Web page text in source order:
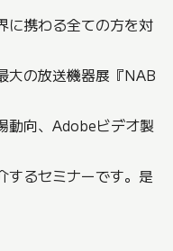
に携わる全ての方を対
大の放送機器展『NAB
動向、Adobeビデオ製
するセミナーです。是